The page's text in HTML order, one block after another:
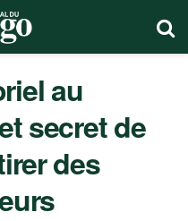
au
secret de
des